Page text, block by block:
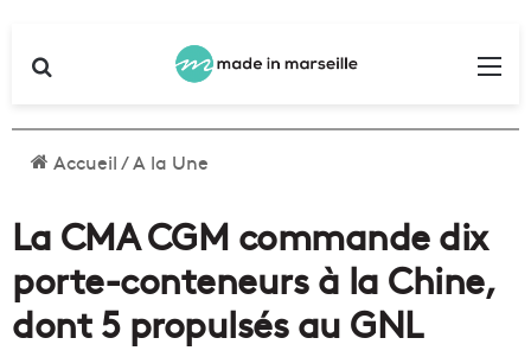
Accueil/A la Une
La CMA CGM commande dix
porte-conteneurs à la Chine,
dont 5 propulsés au GNL